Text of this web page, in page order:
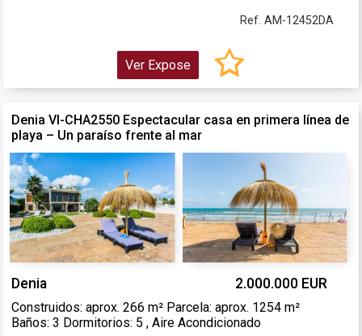
Ref. AM-12452DA
Ver Expose
Denia VI-CHA2550 Espectacular casa en primera línea de
playa – Un paraíso frente al mar
Denia 2.000.000 EUR
Construidos: aprox. 266 m² Parcela: aprox. 1254 m²
Baños: 3 Dormitorios: 5 , Aire Acondicionado